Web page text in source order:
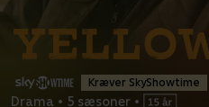
Kræver SkyShowtime
Drama • 5 sæsoner •